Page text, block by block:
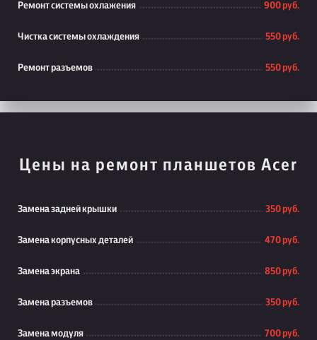
Ремонт системы охлажения 900 руб.
Чистка системы охлаждения 550 руб.
Ремонт разъемов 550 руб.
Цены на ремонт планшетов Acer
Замена задней крышки 350 руб.
Замена корпусных деталей 470 руб.
Замена экрана 850 руб.
Замена разъемов 350 руб.
Замена модуля 700 руб.